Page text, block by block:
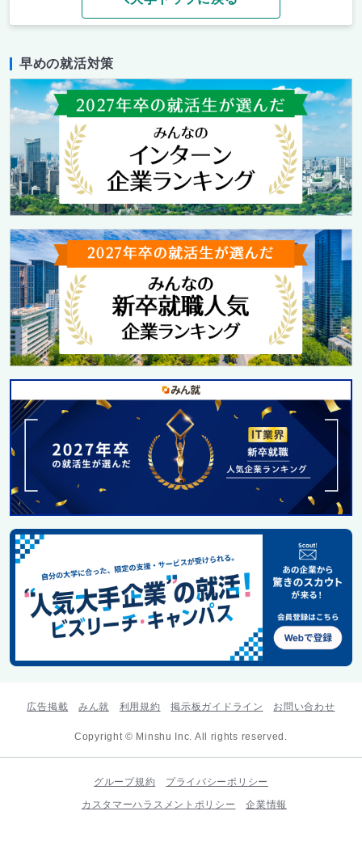
早めの就活対策
広告掲載 みん就 利用規約 掲示板ガイドライン お問い合わせ
Copyright © Minshu Inc. All rights reserved.
グループ規約
プライバシーポリシー
カスタマーハラスメントポリシー
企業情報